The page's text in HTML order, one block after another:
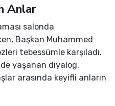
Anlar
salonda
Başkan Muhammed
tebessümle karşıladı.
yaşanan diyalog,
arasında keyifli anların